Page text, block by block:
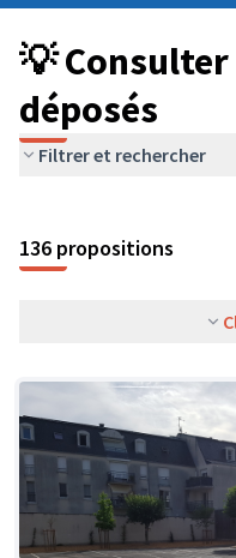
💡
déposés
Filtrer et rechercher
136 propositions